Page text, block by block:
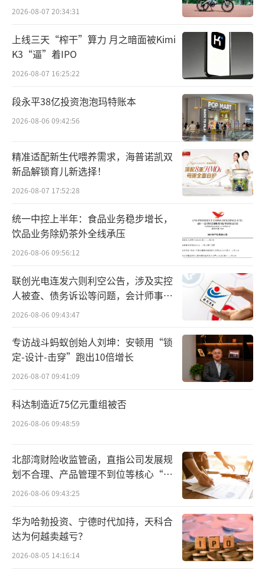
君乐宝上述举动也被外界认为是为上市做
准备。果不其然，12月27日，河北证监局披露
关于君乐宝上市辅导备案报告，报告显示，今
年12月22日，中金公司与君乐宝签署辅导协
“完成股份制改造以及申请辅导备案，是
公司资本市场战略推进的必要步骤，通过辅
导，将进一步提高公司治理水平和经营管理质
量，为君乐宝未来发展保驾护航。”君乐宝相
关负责人表示，“关于公司资本市场战略推进
的相关情况，公司也会严格遵循监管机构对信
息披露的相关要求，及时依法进行披露。”
君乐宝于1995年成立，在河北、河南、江
苏、吉林等地建有25个生产工厂、25个现代化
大型牧场。业务范围包括婴幼儿奶粉、酸奶、
低温鲜奶、常温液态奶及奶牛育种、牧业、草
业等板块。
该公司控股股东为创始人魏立华，直接持
有37.5431%股权，直接及间接通过珠海横琴乐
慧瑞晟企业管理中心（有限合伙）、珠海横琴
悦慧兴泓企业管理中心（有限合伙）、石家庄
悦慧兴泓壹号企业管理中心（有限合伙）、珠
海横琴润德智盈贰号企业管理中心（有限合
伙）合计控制君乐宝52.7831%股权。
在乳业专家宋亮看来，君乐宝进入上市辅
导阶段，意味着明年有可能在A股上市。通过上
2026-08-07 20:34:31
上线三天“榨干”算力 月之暗面被Kimi
K3“逼”着IPO
2026-08-07 16:25:22
段永平38亿投资泡泡玛特账本
2026-08-06 09:42:56
精准适配新生代喂养需求，海普诺凯双
新品解锁育儿新选择！
2026-08-07 17:52:28
统一中控上半年：食品业务稳步增长，
饮品业务除奶茶外全线承压
2026-08-06 09:56:12
联创光电连发六则利空公告，涉及实控
人被查、债务诉讼等问题，会计师事务
所曾出具“保留意见”
2026-08-06 09:43:47
专访战斗蚂蚁创始人刘坤：安顿用“锁
定-设计-击穿”跑出10倍增长
2026-08-07 09:41:09
科达制造近75亿元重组被否
2026-08-06 09:48:59
北部湾财险收监管函，直指公司发展规
划不合理、产品管理不到位等核心“痛
点”
2026-08-06 09:43:25
华为哈勃投资、宁德时代加持，天科合
达为何越卖越亏？
2026-08-05 14:16:14